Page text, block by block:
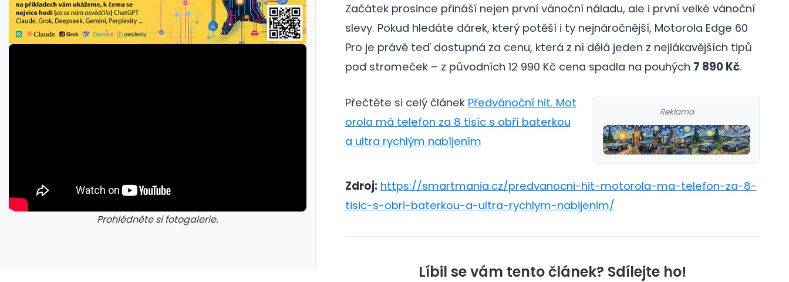
Prohlédněte si fotogalerie.
Začátek prosince přináší nejen první vánoční náladu, ale i první velké vánoční
slevy. Pokud hledáte dárek, který potěší i ty nejnáročnější, Motorola Edge 60
Pro je právě teď dostupná za cenu, která z ní dělá jeden z nejlákavějších tipů
pod stromeček – z původních 12 990 Kč cena spadla na pouhých 7 890 Kč.
Reklama
Přečtěte si celý článek Předvánoční hit. Mot
orola má telefon za 8 tisíc s obří baterkou
a ultra rychlým nabíjením
Zdroj: https://smartmania.cz/predvanocni-hit-motorola-ma-telefon-za-8-
tisic-s-obri-baterkou-a-ultra-rychlym-nabijenim/
Líbil se vám tento článek? Sdílejte ho!